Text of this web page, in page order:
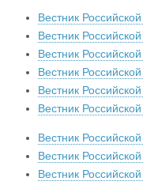
Вестник
Вестник
Вестник
Вестник
Вестник
Вестник
Вестник
Вестник
Вестник